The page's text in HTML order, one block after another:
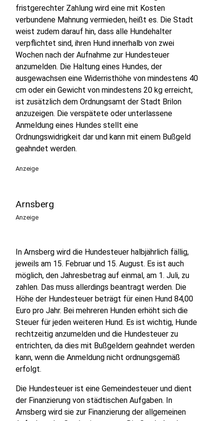
fristgerechter Zahlung wird eine mit Kosten
verbundene Mahnung vermieden, heißt es. Die Stadt
weist zudem darauf hin, dass alle Hundehalter
verpflichtet sind, ihren Hund innerhalb von zwei
Wochen nach der Aufnahme zur Hundesteuer
anzumelden. Die Haltung eines Hundes, der
ausgewachsen eine Widerristhöhe von mindestens 40
cm oder ein Gewicht von mindestens 20 kg erreicht,
ist zusätzlich dem Ordnungsamt der Stadt Brilon
anzuzeigen. Die verspätete oder unterlassene
Anmeldung eines Hundes stellt eine
Ordnungswidrigkeit dar und kann mit einem Bußgeld
geahndet werden.
Anzeige
Arnsberg
Anzeige
In Arnsberg wird die Hundesteuer halbjährlich fällig,
jeweils am 15. Februar und 15. August. Es ist auch
möglich, den Jahresbetrag auf einmal, am 1. Juli, zu
zahlen. Das muss allerdings beantragt werden. Die
Höhe der Hundesteuer beträgt für einen Hund 84,00
Euro pro Jahr. Bei mehreren Hunden erhöht sich die
Steuer für jeden weiteren Hund. Es ist wichtig, Hunde
rechtzeitig anzumelden und die Hundesteuer zu
entrichten, da dies mit Bußgeldern geahndet werden
kann, wenn die Anmeldung nicht ordnungsgemäß
erfolgt.
Die Hundesteuer ist eine Gemeindesteuer und dient
der Finanzierung von städtischen Aufgaben. In
Arnsberg wird sie zur Finanzierung der allgemeinen